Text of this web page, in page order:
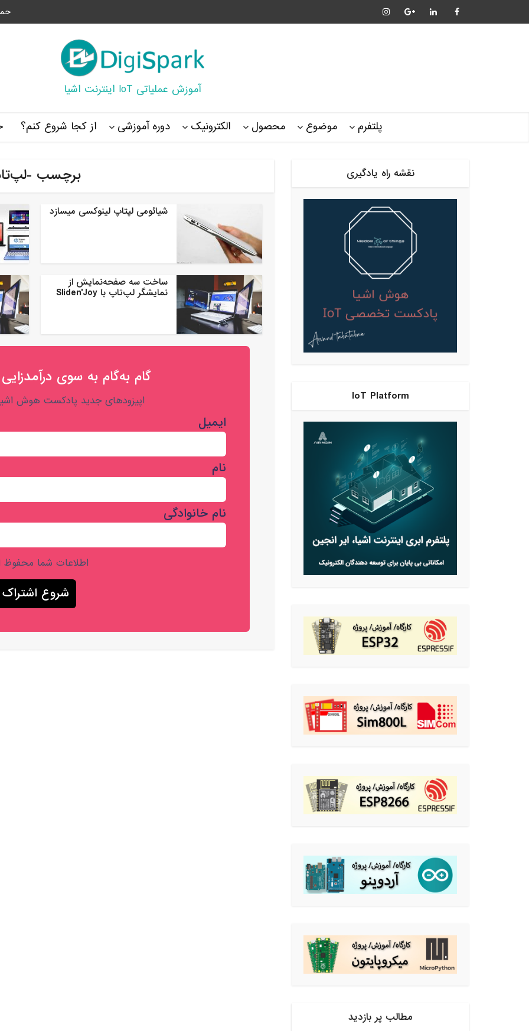
آموزش عملیاتی IoT اینترنت اشیا
پلتفرم موضوع محصول الکترونیک دوره آموزشی از کجا شروع کنم؟
برچسب -
شیائومی لپتاپ لینوکسی میسازد
ساخت سه صفحه‌نمایش از
نمایشگر لپ‌تاپ با Sliden'Joy
گام به‌گام به‌ سوی درآمدزایی
اپیزودهای جدید پادکست هوش
ایمیل
نام
نام خانوادگی
اطلاعات شما
نقشه راه یادگیری
IoT Platform
مطالب پر بازدید